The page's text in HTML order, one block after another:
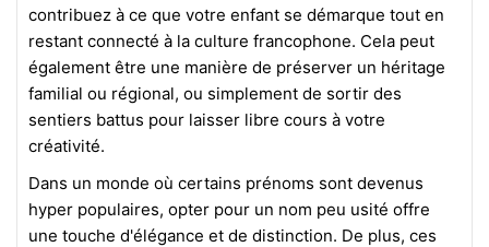
contribuez à ce que votre enfant se démarque tout en
restant connecté à la culture francophone. Cela peut
également être une manière de préserver un héritage
familial ou régional, ou simplement de sortir des
sentiers battus pour laisser libre cours à votre
créativité.
Dans un monde où certains prénoms sont devenus
hyper populaires, opter pour un nom peu usité offre
une touche d'élégance et de distinction. De plus, ces